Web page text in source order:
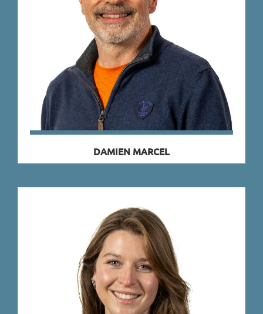
DAMIEN MARCEL